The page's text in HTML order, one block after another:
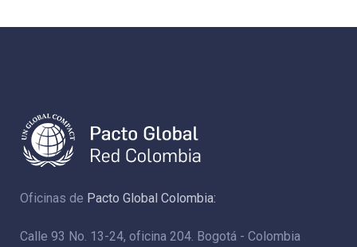
Oficinas de Pacto Global Colombia:
Calle 93 No. 13-24, oficina 204. Bogotá - Colombia